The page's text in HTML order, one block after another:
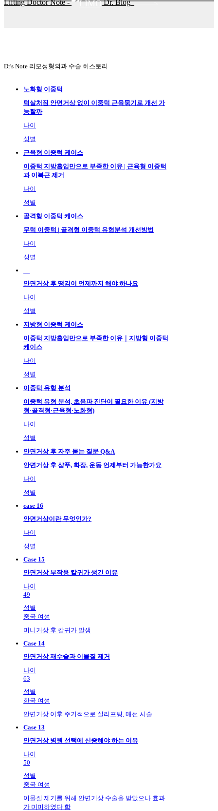
Lifting Doctor Note - Dr. Blog
Dr's Note 리모성형외과 수술 히스토리
노화형 이중턱
턱살처짐 안면거상 없이 이중턱 근육묶기로 개선 가
능할까
나이
성별
근육형 이중턱 케이스
이중턱 지방흡입만으로 부족한 이유 | 근육형 이중턱
과 이복근 제거
나이
성별
골격형 이중턱 케이스
무턱 이중턱 | 골격형 이중턱 유형분석 개선방법
나이
성별
안면거상 후 땡김이 언제까지 해야 하나요
나이
성별
지방형 이중턱 케이스
이중턱 지방흡입만으로 부족한 이유｜지방형 이중턱
케이스
나이
성별
이중턱 유형 분석
이중턱 유형 분석, 초음파 진단이 필요한 이유 (지방
형·골격형·근육형·노화형)
나이
성별
안면거상 후 자주 묻는 질문 Q&A
안면거상 후 샴푸, 화장, 운동 언제부터 가능한가요
나이
성별
case 16
안면거상이란 무엇인가?
나이
성별
Case 15
안면거상 부작용 칼귀가 생긴 이유
나이
49
성별
중국 여성
미니거상 후 칼귀가 발생
Case 14
안면거상 재수술과 이물질 제거
나이
63
성별
한국 여성
안면거상 이후 주기적으로 실리프팅, 매선 시술
Case 13
안면거상 병원 선택에 신중해야 하는 이유
나이
50
성별
중국 여성
이물질 제거를 위해 안면거상 수술을 받았으나 효과
가 미미하였다 함